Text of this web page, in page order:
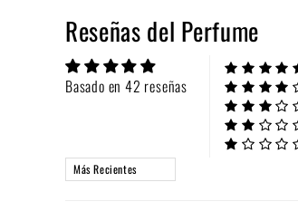
Reseñas del Perfume
Basado en 42 reseñas
Sort by